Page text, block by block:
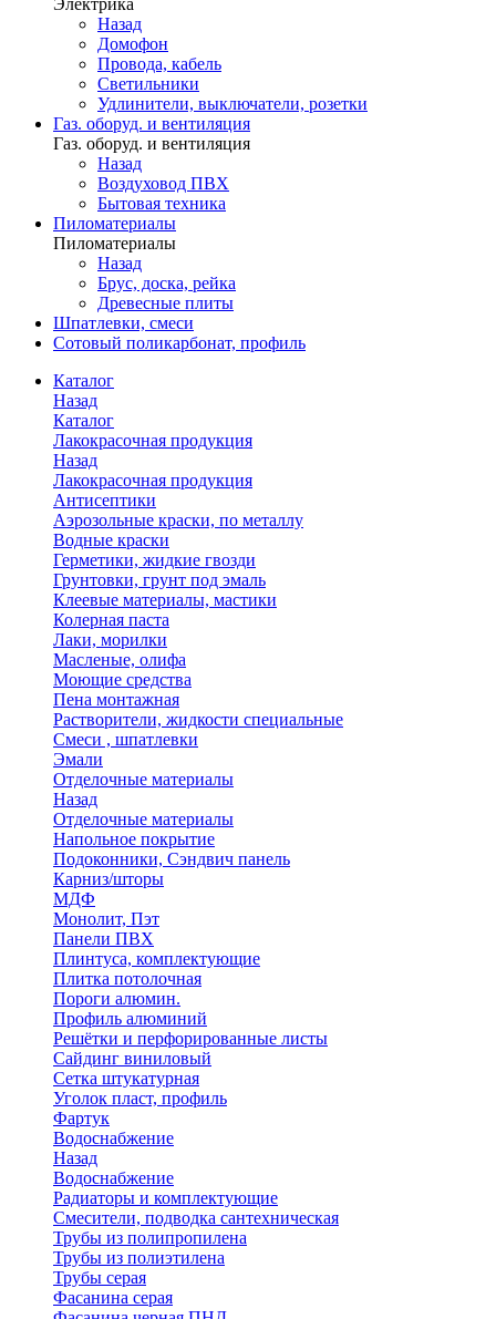
Электрика
Назад
Домофон
Провода, кабель
Светильники
Удлинители, выключатели, розетки
Газ. оборуд. и вентиляция
Газ. оборуд. и вентиляция
Назад
Воздуховод ПВХ
Бытовая техника
Пиломатериалы
Пиломатериалы
Назад
Брус, доска, рейка
Древесные плиты
Шпатлевки, смеси
Сотовый поликарбонат, профиль
Каталог
Назад
Каталог
Лакокрасочная продукция
Назад
Лакокрасочная продукция
Антисептики
Аэрозольные краски, по металлу
Водные краски
Герметики, жидкие гвозди
Грунтовки, грунт под эмаль
Клеевые материалы, мастики
Колерная паста
Лаки, морилки
Масленые, олифа
Моющие средства
Пена монтажная
Растворители, жидкости специальные
Смеси , шпатлевки
Эмали
Отделочные материалы
Назад
Отделочные материалы
Напольное покрытие
Подоконники, Сэндвич панель
Карниз/шторы
МДФ
Монолит, Пэт
Панели ПВХ
Плинтуса, комплектующие
Плитка потолочная
Пороги алюмин.
Профиль алюминий
Решётки и перфорированные листы
Сайдинг виниловый
Сетка штукатурная
Уголок пласт, профиль
Фартук
Водоснабжение
Назад
Водоснабжение
Радиаторы и комплектующие
Смесители, подводка сантехническая
Трубы из полипропилена
Трубы из полиэтилена
Трубы серая
Фасанина серая